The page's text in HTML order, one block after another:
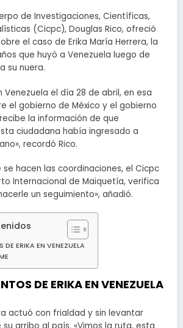
de Investigaciones, Científicas,
(Cicpc), Douglas Rico, ofreció
el caso de Erika María Herrera, la
que huyó a Venezuela luego de
su nuera.
Venezuela el día 28 de abril, en esa
el gobierno de México y el gobierno
la información de que
ciudadana había ingresado a
recordó Rico.
hacen las coordinaciones, el Cicpc
Internacional de Maiquetía, verifica
un seguimiento», añadió.
DE ERIKA EN VENEZUELA
DE ERIKA EN VENEZUELA
actuó con frialdad y sin levantar
arribo al país. «Vimos la ruta, esta